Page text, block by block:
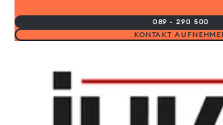
089 - 290 500
KONTAKT